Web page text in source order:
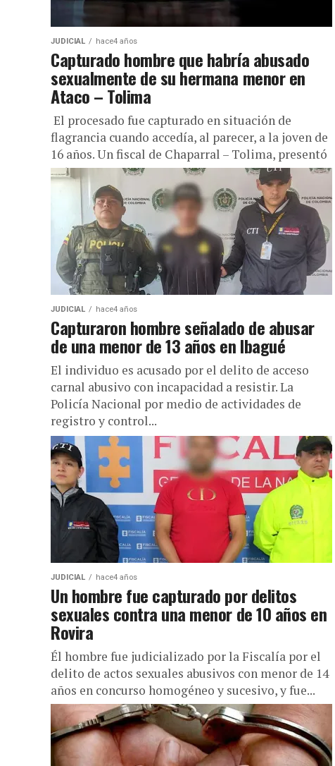
JUDICIAL hace4 años
Capturado hombre que habría abusado
sexualmente de su hermana menor en
Ataco – Tolima
El procesado fue capturado en situación de
flagrancia cuando accedía, al parecer, a la joven de
16 años. Un fiscal de Chaparral – Tolima, presentó
ante...
JUDICIAL hace4 años
Capturaron hombre señalado de abusar
de una menor de 13 años en Ibagué
El individuo es acusado por el delito de acceso
carnal abusivo con incapacidad a resistir. La
Policía Nacional por medio de actividades de
registro y control...
JUDICIAL hace4 años
Un hombre fue capturado por delitos
sexuales contra una menor de 10 años en
Rovira
Él hombre fue judicializado por la Fiscalía por el
delito de actos sexuales abusivos con menor de 14
años en concurso homogéneo y sucesivo, y fue...